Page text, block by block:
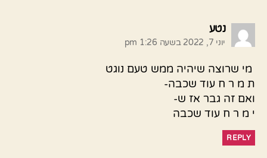
נטע
יוני 7, 2022 בשעה 1:26 pm
מי שרוצה שיהיה ממש טעם נוגט
ת מ ר ח עוד שכבה-
ואם זה גבר אז ש-
י מ ר ח עוד שכבה
REPLY